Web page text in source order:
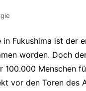
Fukushima ist der
worden. Doch
Menschen
vor den Toren des